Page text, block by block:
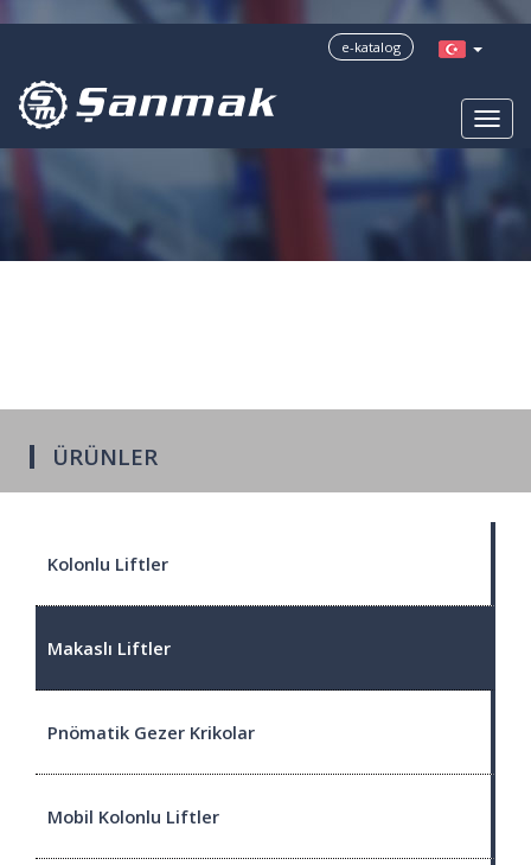
e-katalog
ÜRÜNLER
Kolonlu Liftler
Makaslı Liftler
Pnömatik Gezer Krikolar
Mobil Kolonlu Liftler